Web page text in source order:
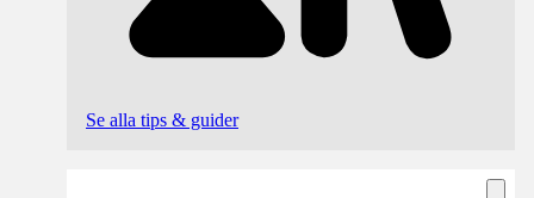
Se alla tips & guider